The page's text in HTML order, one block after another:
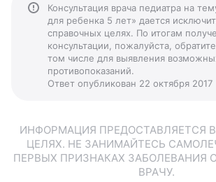
Консультация врача педиатра на
для ребенка 5 лет» дается
справочных целях. По итогам
консультации, пожалуйста,
том числе для выявления
противопоказаний.
Ответ опубликован 22 октября 2017
ИНФОРМАЦИЯ ПРЕДОСТАВЛЯЕТСЯ
ЦЕЛЯХ. НЕ ЗАНИМАЙТЕСЬ
ПЕРВЫХ ПРИЗНАКАХ ЗАБОЛЕВАНИЯ
ВРАЧУ.